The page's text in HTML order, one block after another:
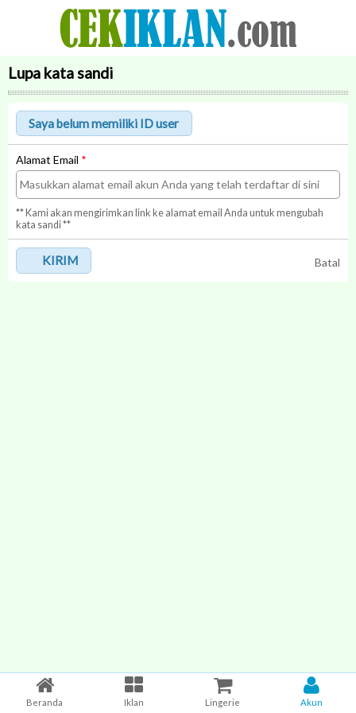
Lupa kata sandi
Alamat Email *
** Kami akan mengirimkan link ke alamat email Anda untuk mengubah
kata sandi **
Batal
KIRIM
Beranda Iklan Lingerie Akun